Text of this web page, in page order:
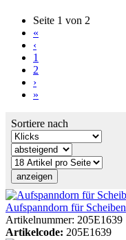
Seite 1 von 2
«
‹
1
2
›
»
Sortiere nach
Aufspanndorn für Scheiben
Artikelnummer: 205E1639
Artikelcode: 205E1639